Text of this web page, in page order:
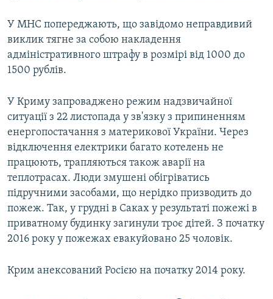
У МНС попереджають, що завідомо неправдивий
виклик тягне за собою накладення
адміністративного штрафу в розмірі від 1000 до
1500 рублів.
У Криму запроваджено режим надзвичайної
ситуації з 22 листопада у зв'язку з припиненням
енергопостачання з материкової України. Через
відключення електрики багато котелень не
працюють, трапляються також аварії на
теплотрасах. Люди змушені обігріватись
підручними засобами, що нерідко призводить до
пожеж. Так, у грудні в Саках у результаті пожежі в
приватному будинку загинули троє дітей. З початку
2016 року у пожежах евакуйовано 25 чоловік.
Крим анексований Росією на початку 2014 року.